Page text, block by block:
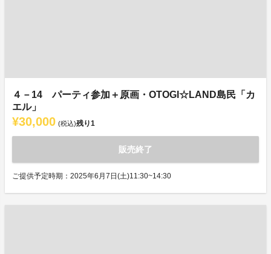
４－14 パーティ参加＋原画・OTOGI☆LAND島民「カ
エル」
¥30,000 (税込)残り1
販売終了
ご提供予定時期：2025年6月7日(土)11:30~14:30